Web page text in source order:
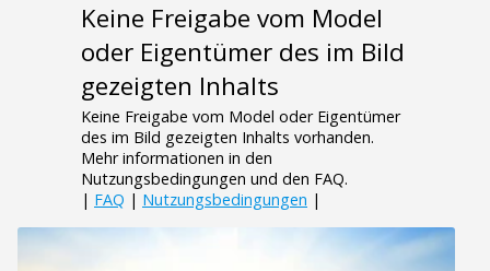
Keine Freigabe vom Model
oder Eigentümer des im Bild
gezeigten Inhalts
Keine Freigabe vom Model oder Eigentümer
des im Bild gezeigten Inhalts vorhanden.
Mehr informationen in den
Nutzungsbedingungen und den FAQ.
| FAQ | Nutzungsbedingungen |